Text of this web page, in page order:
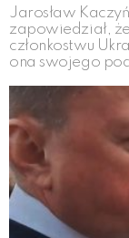
Jarosław
zapowiedział,
członkostwu
ona swojego